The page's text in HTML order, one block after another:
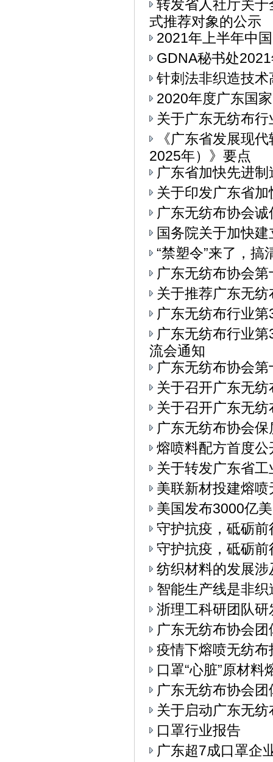
转发省人社厅关
式推荐对象的公示
2021年上半年中
GDNA秘书处
针刺法非织造技
2020年度广东国
关于广东无纺布
《广东省发展现
2025年）》要点
广东省加快先进
关于印发广东省
广东无纺布协会
国务院关于加快
“禁塑令”来了，
广东无纺布协会
关于推荐广东无
广东无纺布行业
广东无纺布行业
流会通知
广东无纺布协会
关于召开广东无
关于召开广东无
广东无纺布协会
熔喷料配方首度
关于转发广东省
美联新材投建熔喷
美国发布3000亿
守护抗疫，砥砺
守护抗疫，砥砺
纺织材料的发展
智能生产线是非
浙理工科研团队
广东无纺布协会
疫情下熔喷无纺
口罩“心脏”原材料
广东无纺布协会
关于启动广东无
口罩行业报告
广东超7成口罩企